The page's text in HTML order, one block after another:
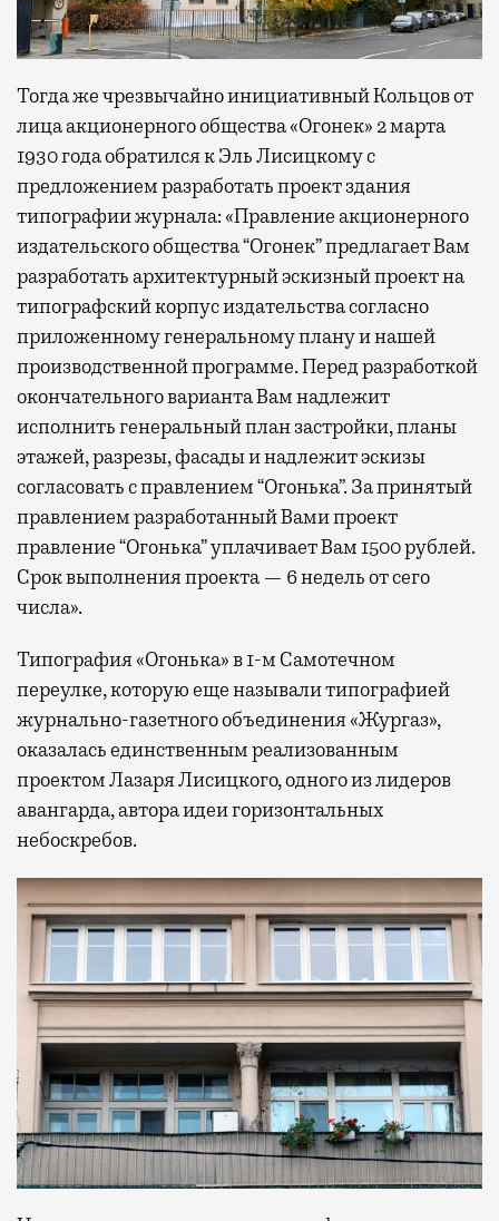
Тогда же чрезвычайно инициативный Кольцов от
лица акционерного общества «Огонек» 2 марта
1930 года обратился к Эль Лисицкому с
предложением разработать проект здания
типографии журнала: «Правление акционерного
издательского общества “Огонек” предлагает Вам
разработать архитектурный эскизный проект на
типографский корпус издательства согласно
приложенному генеральному плану и нашей
производственной программе. Перед разработкой
окончательного варианта Вам надлежит
исполнить генеральный план застройки, планы
этажей, разрезы, фасады и надлежит эскизы
согласовать с правлением “Огонька”. За принятый
правлением разработанный Вами проект
правление “Огонька” уплачивает Вам 1500 рублей.
Срок выполнения проекта — 6 недель от сего
числа».
Типография «Огонька» в 1-м Самотечном
переулке, которую еще называли типографией
журнально-газетного объединения «Жургаз»,
оказалась единственным реализованным
проектом Лазаря Лисицкого, одного из лидеров
авангарда, автора идеи горизонтальных
небоскребов.